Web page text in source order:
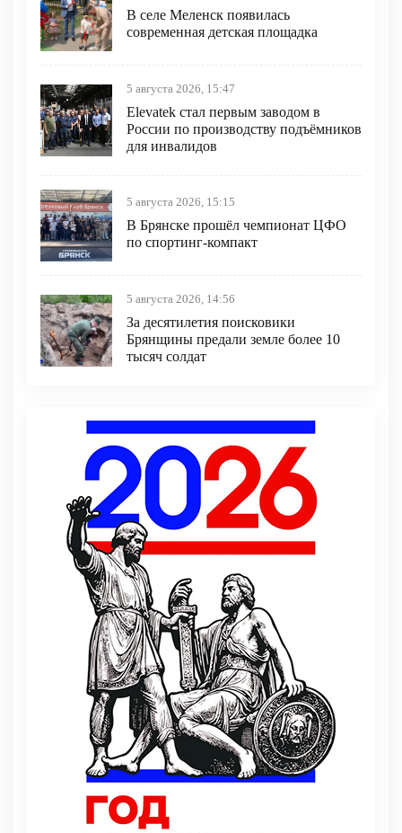
В селе Меленск появилась
современная детская площадка
5 августа 2026, 15:47
Elevatek стал первым заводом в
России по производству подъёмников
для инвалидов
5 августа 2026, 15:15
В Брянске прошёл чемпионат ЦФО
по спортинг-компакт
5 августа 2026, 14:56
За десятилетия поисковики
Брянщины предали земле более 10
тысяч солдат